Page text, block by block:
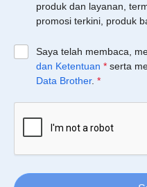
produk dan layanan,
promosi terkini, produk
Saya telah membaca,
dan Ketentuan * serta
Data Brother. *